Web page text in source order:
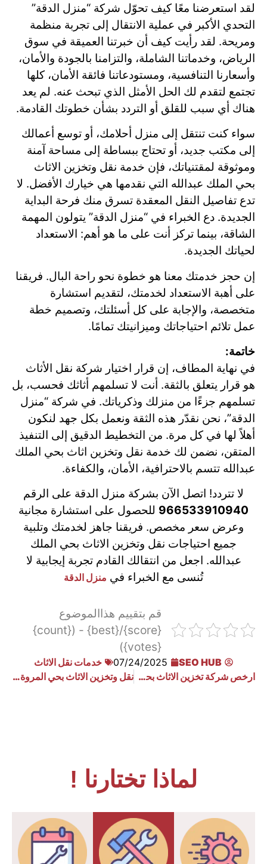
لقد استعرضنا معًا كيف تحوّل شركة “منزل الدقة”
التحدي الأكبر في عملية الانتقال إلى تجربة منظمة
ومريحة. لقد رأيت كيف أن خبرتنا العميقة في سوق
الرياض، وخدماتنا الشاملة، والتزامنا بالجودة والأمان،
وأسعارنا التنافسية، ومستودعاتنا فائقة الأمان، كلها
تجتمع لتقدم لك الحل الأمثل الذي تبحث عنه. لم يعد
هناك أي سبب للقلق أو التردد بشأن خطوتك القادمة.
سواء كنت تنتقل إلى منزل أحلامك، أو توسع أعمالك
إلى مكتب جديد، أو تحتاج ببساطة إلى مساحة آمنة
وموثوقة لمقتنياتك، فإن خدمة نقل وتخزين الاثاث
بحي الملك عبدالله التي نقدمها هي خيارك الأفضل. لا
تدع تفاصيل النقل المعقدة تسرق منك فرحة البداية
الجديدة. دع الخبراء في “منزل الدقة” يتولون المهمة
الشاقة، بينما تركز أنت على ما هو أهم: الاستعداد
لحياتك الجديدة.
إن حجز خدمتك معنا هو خطوة نحو راحة البال. فريقنا
على أهبة الاستعداد لخدمتك، لتقديم استشارة
متخصصة، والإجابة على كل أسئلتك، وتصميم خطة
عمل تلائم احتياجاتك وميزانيتك تمامًا.
خاتمة:
في نهاية المطاف، إن قرار اختيار شركة نقل الأثاث
هو قرار يتعلق بالثقة. أنت لا تسلمهم أثاثك فحسب، بل
تسلمهم جزءًا من منزلك وذكرياتك. في شركة “منزل
الدقة”، نحن نقدّر هذه الثقة ونعمل بكل جهد لنكون
أهلاً لها في كل مرة. من التخطيط الدقيق إلى التنفيذ
المتقن، نضمن لك خدمة نقل وتخزين اثاث بحي الملك
عبدالله تتسم بالاحترافية، الأمان، والكفاءة.
لا تتردد! اتصل الآن بشركة منزل الدقة على الرقم
966533910940 للحصول على استشارة مجانية
وعرض سعر مخصص. فريقنا جاهز لخدمتك وتلبية
جميع احتياجات نقل وتخزين الاثاث بحي الملك
عبدالله. اجعل من انتقالك القادم تجربة إيجابية لا
تُنسى مع الخبراء في منزل الدقة
قم بتقييم هذاالموضوع
{score}/{best} - ({count}
{votes})
SEO HUB
07/24/2025
خدمات نقل الاثاث
ارخص شركة تخزين الاثاث بحي النهضه
نقل وتخزين الاثاث بحي المروة بسهول ويسر
لماذا تختارنا !